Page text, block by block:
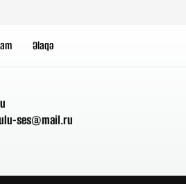
Əlaqə
ses@mail.ru